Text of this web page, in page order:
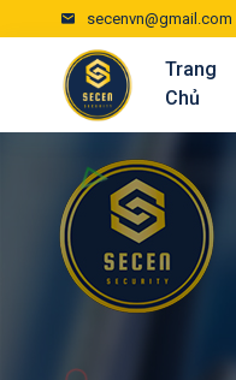
secenvn@gmail.com
Trang
Chủ